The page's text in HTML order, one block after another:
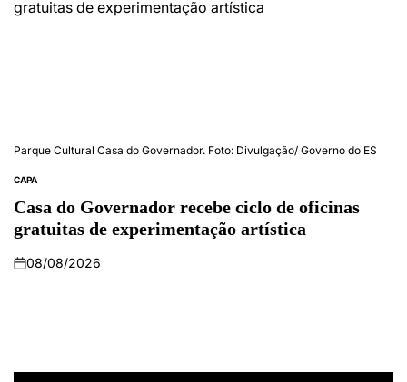
Parque Cultural Casa do Governador. Foto: Divulgação/ Governo do ES
CAPA
Casa do Governador recebe ciclo de oficinas
gratuitas de experimentação artística
08/08/2026